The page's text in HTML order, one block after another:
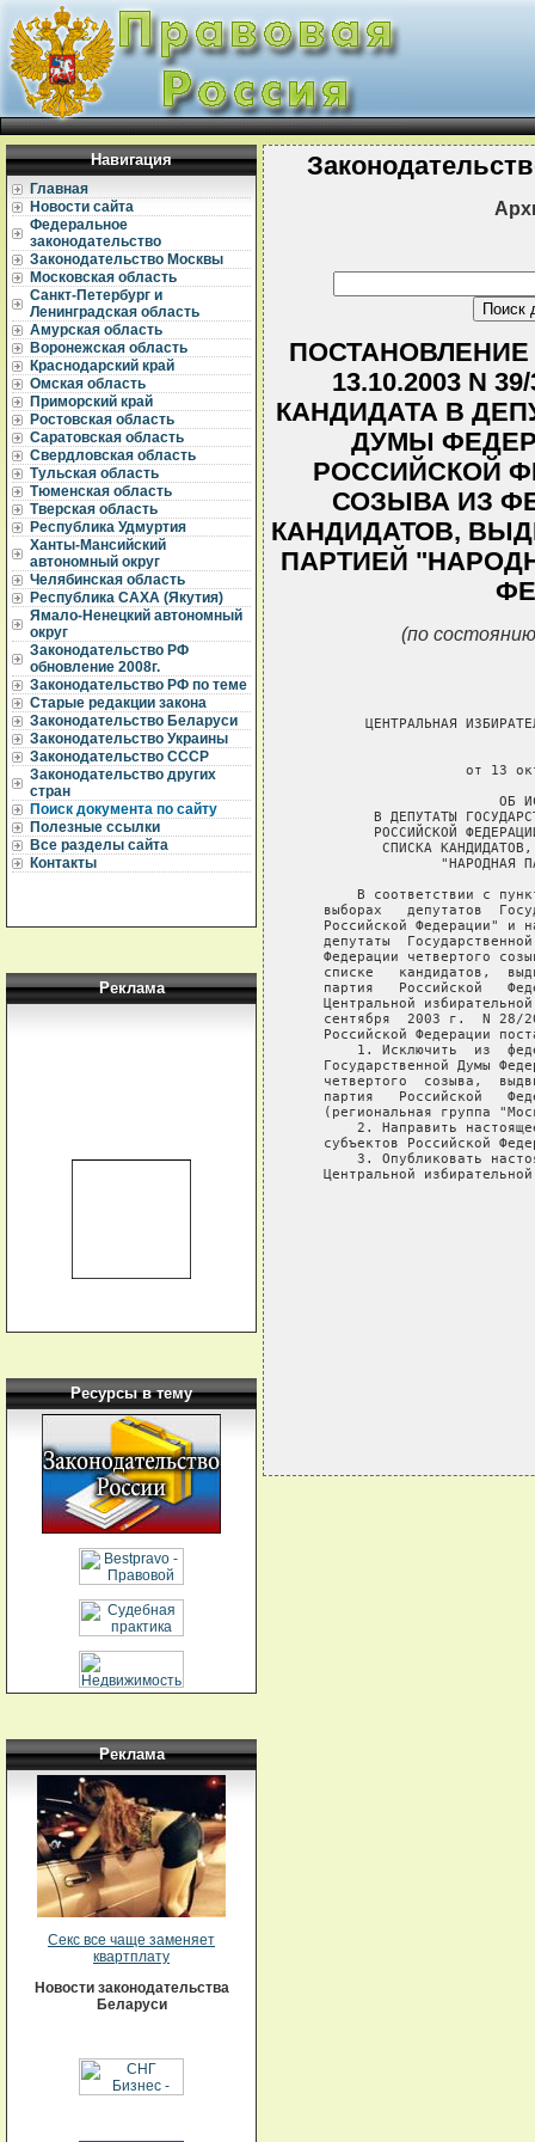
Навигация
Главная
Новости сайта
Федеральное
законодательство
Законодательство Москвы
Московская область
Санкт-Петербург и
Ленинградская область
Амурская область
Воронежская область
Краснодарский край
Омская область
Приморский край
Ростовская область
Саратовская область
Свердловская область
Тульская область
Тюменская область
Тверская область
Республика Удмуртия
Ханты-Мансийский
автономный округ
Челябинская область
Республика САХА (Якутия)
Ямало-Ненецкий автономный
округ
Законодательство РФ
обновление 2008г.
Законодательство РФ по теме
Старые редакции закона
Законодательство Беларуси
Законодательство Украины
Законодательство СССР
Законодательство других
стран
Поиск документа по сайту
Полезные ссылки
Все разделы сайта
Контакты
Реклама
Ресурсы в тему
Реклама
Секс все чаще заменяет
квартплату
Новости законодательства
Беларуси
13.10.2003 N
КАНДИДАТА В
ДУМЫ
РОССИЙСКОЙ
СОЗЫВА ИЗ
КАНДИДАТОВ,
ПАРТИЕЙ
(по
ЦЕНТРАЛЬНАЯ
от 13
ОБ
В ДЕПУТАТЫ
РОССИЙСКОЙ
СПИСКА
"НАРОДНАЯ
В соответствии с
выборах   депутатов
Российской Федерации" и
депутаты
Федерации четвертого
списке   кандидатов,
партия   Российской
Центральной
сентября  2003 г.  N 28/
Российской Федерации
1. Исключить  из
Государственной Думы
четвертого  созыва,
партия   Российской
(региональная группа
2. Направить
субъектов Российской
3. Опубликовать
Центральной